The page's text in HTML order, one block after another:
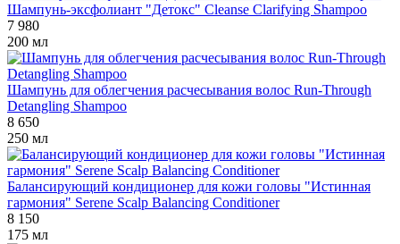
Шампунь-эксфолиант "Детокс" Cleanse Clarifying Shampoo
7 980
200 мл
Шампунь для облегчения расчесывания волос Run-Through
Detangling Shampoo
8 650
250 мл
Балансирующий кондиционер для кожи головы "Истинная
гармония" Serene Scalp Balancing Conditioner
8 150
175 мл